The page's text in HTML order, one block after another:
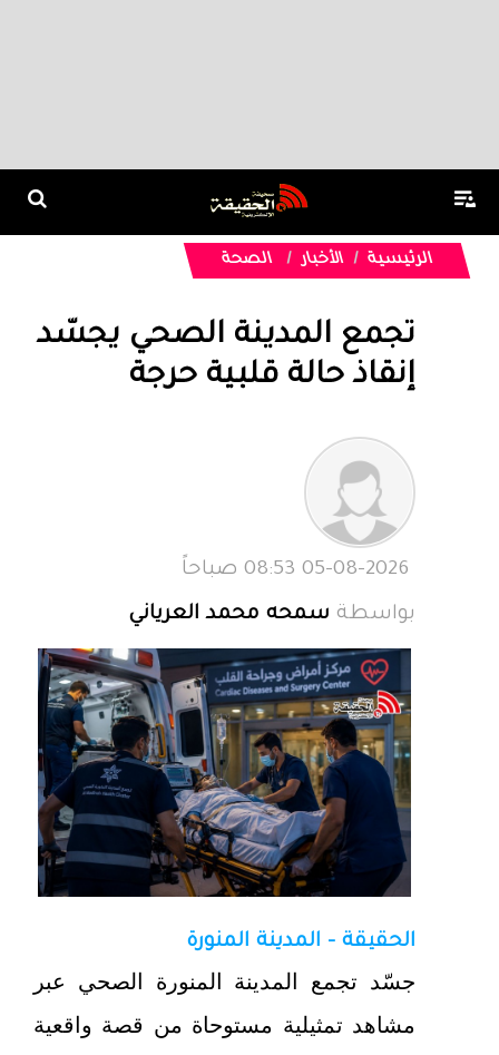
الرئيسية الأخبار الصحة
تجمع المدينة الصحي يجسّد
إنقاذ حالة قلبية حرجة
بواسطة سمحه محمد العرياني
الحقيقة - المدينة المنورة
جسّد تجمع المدينة المنورة الصحي عبر
مشاهد تمثيلية مستوحاة من قصة واقعية